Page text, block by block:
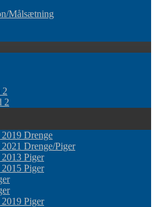
Målsætning
2
2
Drenge
Drenge/Piger
Piger
Piger
Piger